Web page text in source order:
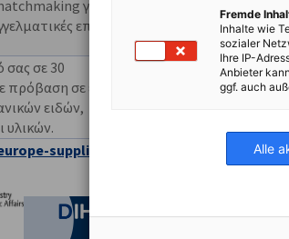
για
επαφές
σας σε 30
σε ένα
ειδών,
Δημιουργήστε το
δευτερόλεπτα και
suppliers.com
German Chamber ofChamber of
Fremde
Inhalte wie
sozialer
Ihre IP-
Anbieter
ggf. auch
Alle